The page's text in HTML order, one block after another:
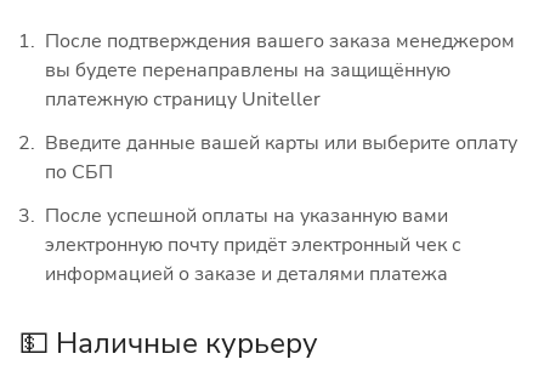
После подтверждения вашего заказа менеджером
вы будете перенаправлены на защищённую
платежную страницу Uniteller
Введите данные вашей карты или выберите оплату
по СБП
После успешной оплаты на указанную вами
электронную почту придёт электронный чек с
информацией о заказе и деталями платежа
💵 Наличные курьеру